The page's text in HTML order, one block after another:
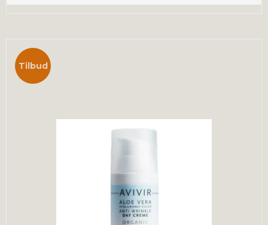
Tilbud